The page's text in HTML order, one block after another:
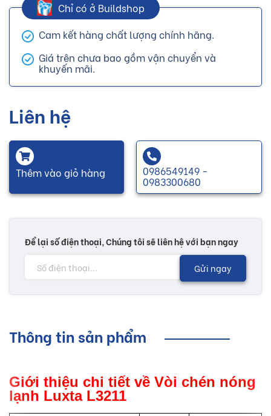
Chỉ có ở Buildshop
Cam kết hàng chất lượng chính hãng.
Giá trên chưa bao gồm vận chuyển và
khuyến mãi.
Liên hệ
Thêm vào giỏ hàng 0986549149 -
0983300680
Để lại số điện thoại, Chúng tôi sẽ liên hệ với bạn ngay
Gửi ngay
Thông tin sản phẩm
Giới thiệu chi tiết về Vòi chén nóng
lạnh Luxta L3211